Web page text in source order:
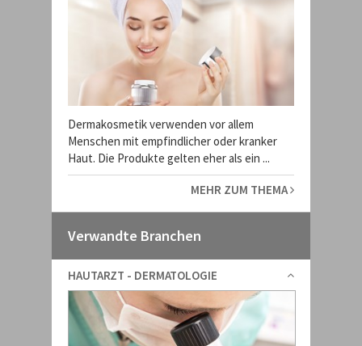
Dermakosmetik verwenden vor allem
Menschen mit empfindlicher oder kranker
Haut. Die Produkte gelten eher als ein ...
MEHR ZUM THEMA
Verwandte Branchen
HAUTARZT - DERMATOLOGIE